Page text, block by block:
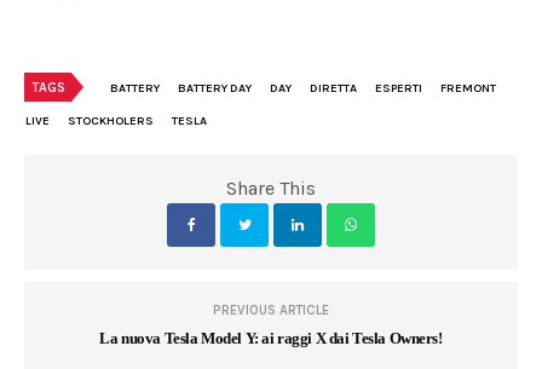
TAGS BATTERY BATTERY DAY DAY DIRETTA ESPERTI FREMONT
LIVE STOCKHOLERS TESLA
Share This
PREVIOUS ARTICLE
La nuova Tesla Model Y: ai raggi X dai Tesla Owners!